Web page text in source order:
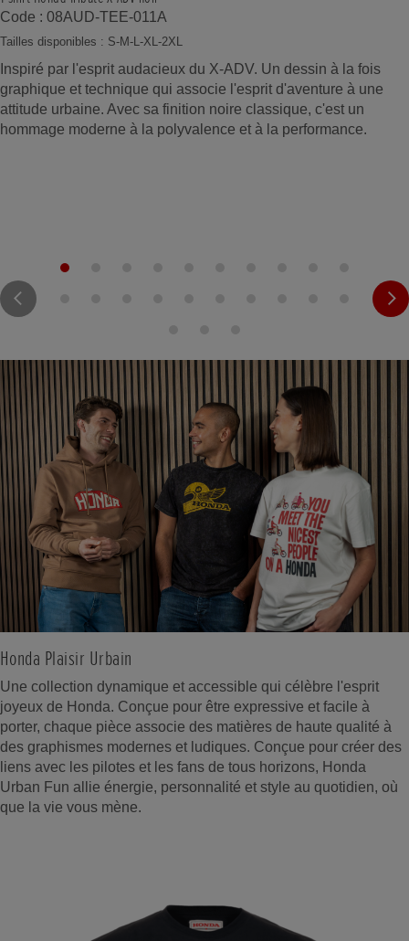
Code : 08AUD-TEE-011A
Tailles disponibles : S-M-L-XL-2XL
Inspiré par l'esprit audacieux du X-ADV. Un dessin à la fois
graphique et technique qui associe l'esprit d'aventure à une
attitude urbaine. Avec sa finition noire classique, c'est un
hommage moderne à la polyvalence et à la performance.
Honda Plaisir Urbain
Une collection dynamique et accessible qui célèbre l'esprit
joyeux de Honda. Conçue pour être expressive et facile à
porter, chaque pièce associe des matières de haute qualité à
des graphismes modernes et ludiques. Conçue pour créer des
liens avec les pilotes et les fans de tous horizons, Honda
Urban Fun allie énergie, personnalité et style au quotidien, où
que la vie vous mène.